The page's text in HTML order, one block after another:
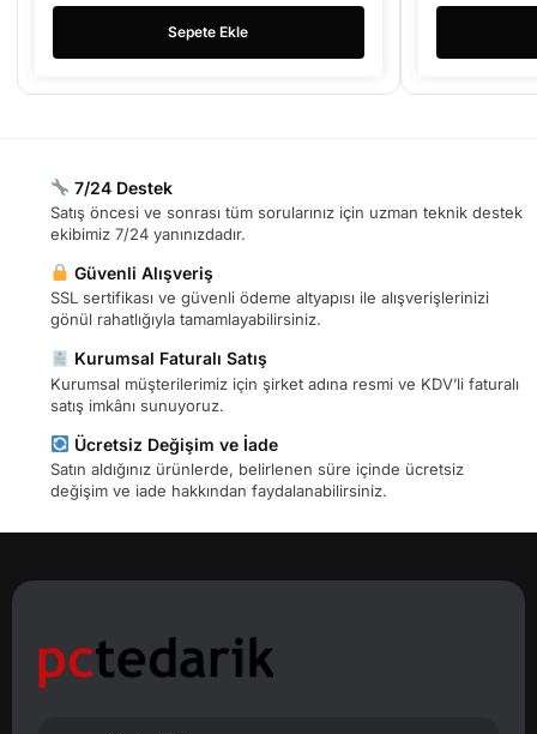
Sepete Ekle
7/24 Destek
Satış öncesi ve sonrası tüm sorularınız için uzman teknik destek
ekibimiz 7/24 yanınızdadır.
Güvenli Alışveriş
SSL sertifikası ve güvenli ödeme altyapısı ile alışverişlerinizi
gönül rahatlığıyla tamamlayabilirsiniz.
Kurumsal Faturalı Satış
Kurumsal müşterilerimiz için şirket adına resmi ve KDV’li faturalı
satış imkânı sunuyoruz.
Ücretsiz Değişim ve İade
Satın aldığınız ürünlerde, belirlenen süre içinde ücretsiz
değişim ve iade hakkından faydalanabilirsiniz.